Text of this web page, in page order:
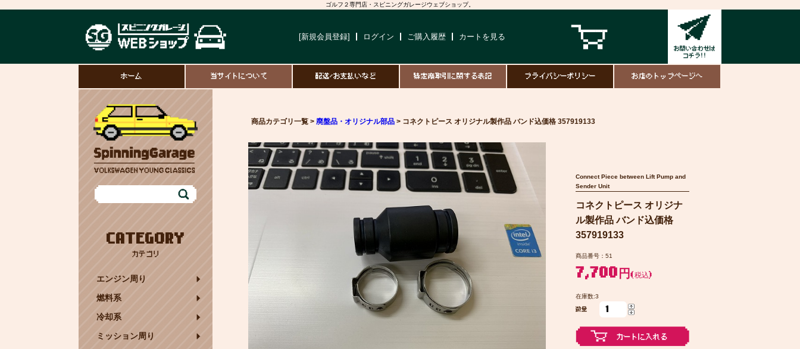
ゴルフ２専門店・スピニングガレージウェブショップ。
[新規会員登録] ログイン ご購入履歴 カートを見る
ホーム 当サイトについて 配送/お支払いなど 特定商取引に関する表記 プライバシーポリシー お店のトップページへ
CATEGORY
カテゴリ
エンジン周り
燃料系
冷却系
ミッション周り
商品カテゴリ一覧 > 廃盤品・オリジナル部品 > コネクトピース オリジナル製作品 バンド込価格 357919133
Connect Piece between Lift Pump and
Sender Unit
コネクトピース オリジナ
ル製作品 バンド込価格
357919133
商品番号：51
7,700円(税込)
在庫数:3
数量